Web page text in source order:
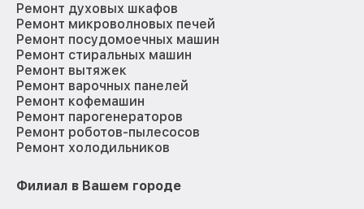
Ремонт духовых шкафов
Ремонт микроволновых печей
Ремонт посудомоечных машин
Ремонт стиральных машин
Ремонт вытяжек
Ремонт варочных панелей
Ремонт кофемашин
Ремонт парогенераторов
Ремонт роботов-пылесосов
Ремонт холодильников
Филиал в Вашем городе